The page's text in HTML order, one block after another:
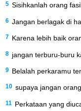
5 Sisihkanlah orang
6 Jangan berlagak di
7 Karena lebih baik
8 jangan terburu-buru
9 Belalah perkaramu
10 supaya jangan
11 Perkataan yang